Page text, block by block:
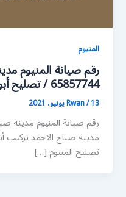
المنيوم
رقم صيانة المنيوم
65857744 / تصليح أبواب شبابيك مطابخ المنيوم
Rwan/13 يونيو، 2021
رقم صيانة المنيوم مدينة
مدينة صباح الاحمد تركيب
تصليح المنيوم […]